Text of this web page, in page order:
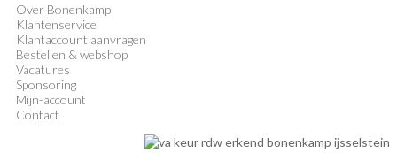
Over Bonenkamp
Klantenservice
Klantaccount aanvragen
Bestellen & webshop
Vacatures
Sponsoring
Mijn-account
Contact